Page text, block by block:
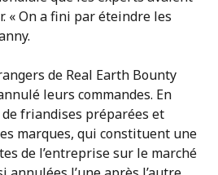
« On a fini par éteindre les
de Real Earth Bounty
leurs commandes. En
friandises préparées et
marques, qui constituent une
de l’entreprise sur le marché